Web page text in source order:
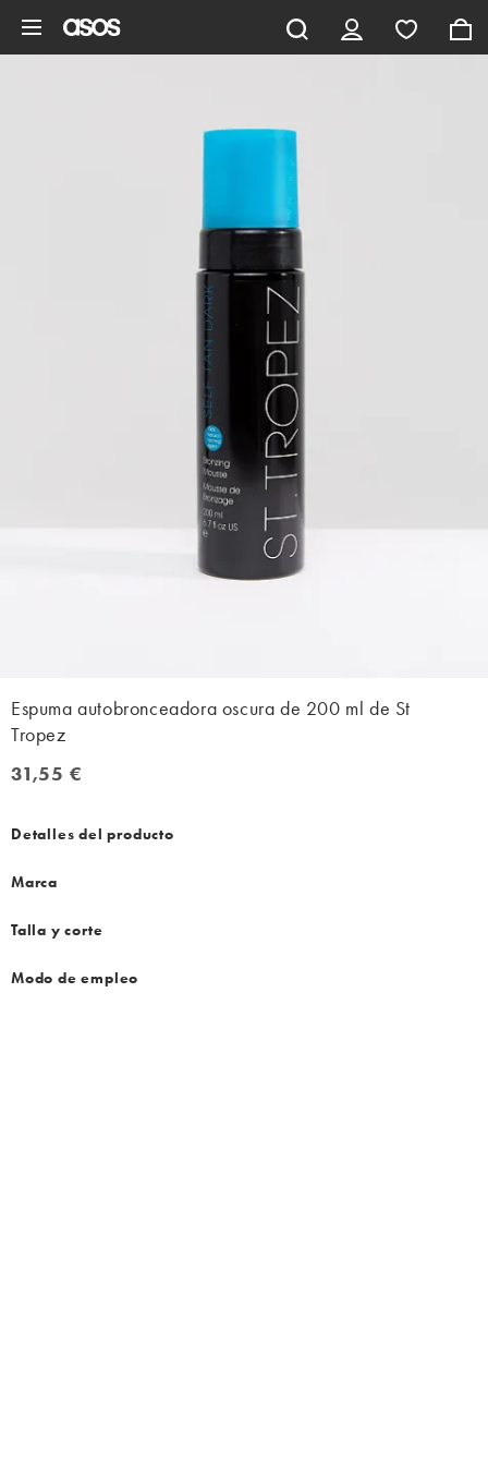
Espuma autobronceadora oscura de 200 ml de St
Tropez
31,55 €
31,55 €
Detalles del producto
Marca
Talla y corte
Modo de empleo